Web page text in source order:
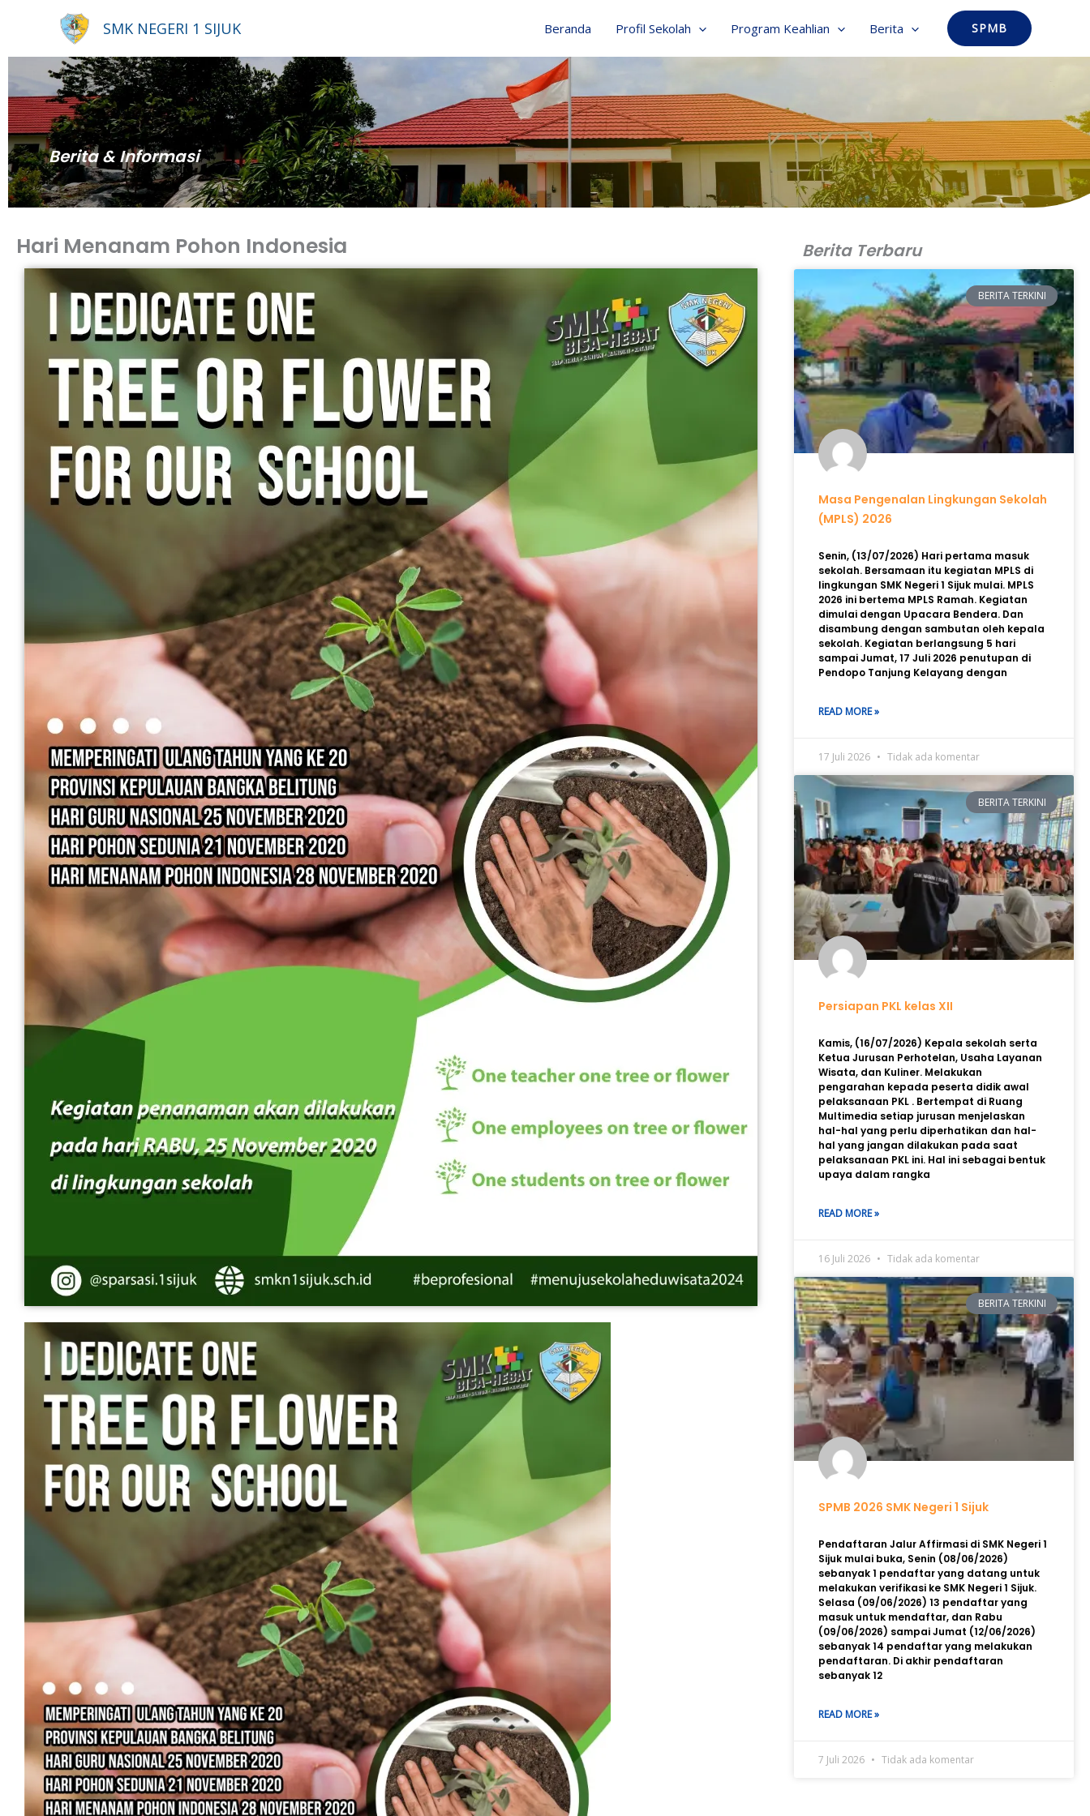
SMK NEGERI 1 SIJUK Beranda Profil Sekolah Program Keahlian Berita SPMB
Berita & Informasi
Hari Menanam Pohon Indonesia Berita Terbaru
BERITA TERKINI
Masa Pengenalan Lingkungan Sekolah
(MPLS) 2026
Senin, (13/07/2026) Hari pertama masuk
sekolah. Bersamaan itu kegiatan MPLS di
lingkungan SMK Negeri 1 Sijuk mulai. MPLS
2026 ini bertema MPLS Ramah. Kegiatan
dimulai dengan Upacara Bendera. Dan
disambung dengan sambutan oleh kepala
sekolah. Kegiatan berlangsung 5 hari
sampai Jumat, 17 Juli 2026 penutupan di
Pendopo Tanjung Kelayang dengan
READ MORE »
17 Juli 2026 Tidak ada komentar
BERITA TERKINI
Persiapan PKL kelas XII
Kamis, (16/07/2026) Kepala sekolah serta
Ketua Jurusan Perhotelan, Usaha Layanan
Wisata, dan Kuliner. Melakukan
pengarahan kepada peserta didik awal
pelaksanaan PKL . Bertempat di Ruang
Multimedia setiap jurusan menjelaskan
hal-hal yang perlu diperhatikan dan hal-
hal yang jangan dilakukan pada saat
pelaksanaan PKL ini. Hal ini sebagai bentuk
upaya dalam rangka
READ MORE »
16 Juli 2026 Tidak ada komentar
BERITA TERKINI
SPMB 2026 SMK Negeri 1 Sijuk
Pendaftaran Jalur Affirmasi di SMK Negeri 1
Sijuk mulai buka, Senin (08/06/2026)
sebanyak 1 pendaftar yang datang untuk
melakukan verifikasi ke SMK Negeri 1 Sijuk.
Selasa (09/06/2026) 13 pendaftar yang
masuk untuk mendaftar, dan Rabu
(09/06/2026) sampai Jumat (12/06/2026)
sebanyak 14 pendaftar yang melakukan
pendaftaran. Di akhir pendaftaran
sebanyak 12
READ MORE »
7 Juli 2026 Tidak ada komentar